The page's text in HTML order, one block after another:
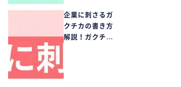
企業に刺さるガ
クチカの書き方
解説！ガクチ…